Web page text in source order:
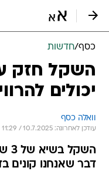
כסף/חדשות
השקל חזק
יכולים
וואלה כסף
עודכן לאחרונה: 10.7.2025 / 11:29
דבר שאנחנו קונים